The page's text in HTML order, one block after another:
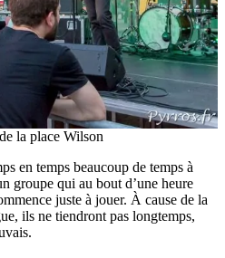
la place Wilson
en temps beaucoup de temps à
groupe qui au bout d’une heure
juste à jouer. À cause de la
ils ne tiendront pas longtemps,